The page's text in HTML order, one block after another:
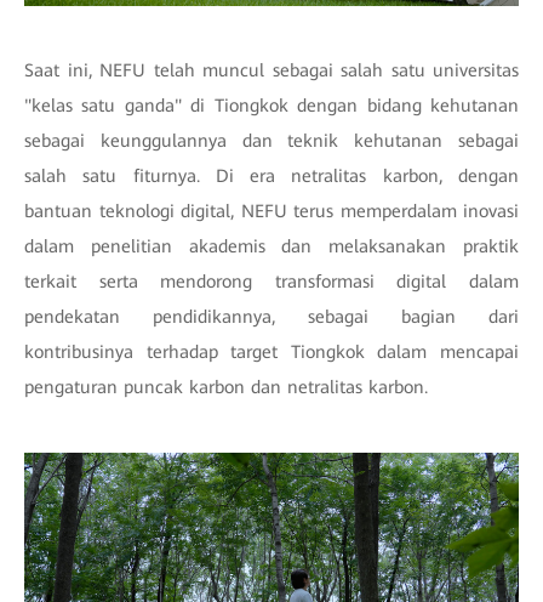
Saat ini, NEFU telah muncul sebagai salah satu universitas
"kelas satu ganda" di Tiongkok dengan bidang kehutanan
sebagai keunggulannya dan teknik kehutanan sebagai
salah satu fiturnya. Di era netralitas karbon, dengan
bantuan teknologi digital, NEFU terus memperdalam inovasi
dalam penelitian akademis dan melaksanakan praktik
terkait serta mendorong transformasi digital dalam
pendekatan pendidikannya, sebagai bagian dari
kontribusinya terhadap target Tiongkok dalam mencapai
pengaturan puncak karbon dan netralitas karbon.